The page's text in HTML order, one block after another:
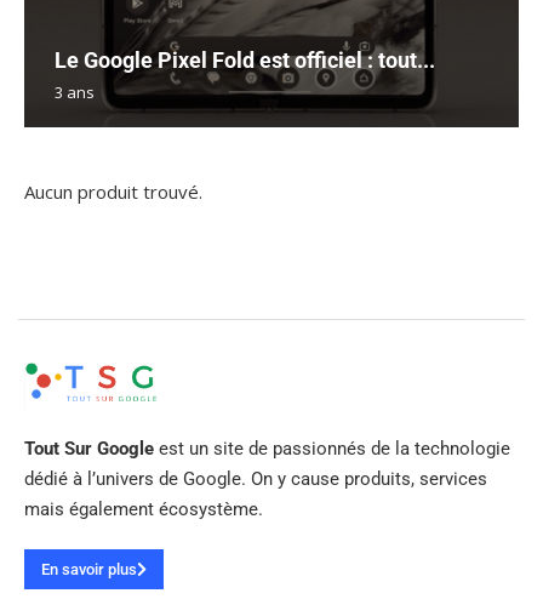
Le Google Pixel Fold est officiel : tout...
3 ans
Aucun produit trouvé.
Tout Sur Google est un site de passionnés de la technologie
dédié à l’univers de Google. On y cause produits, services
mais également écosystème.
En savoir plus